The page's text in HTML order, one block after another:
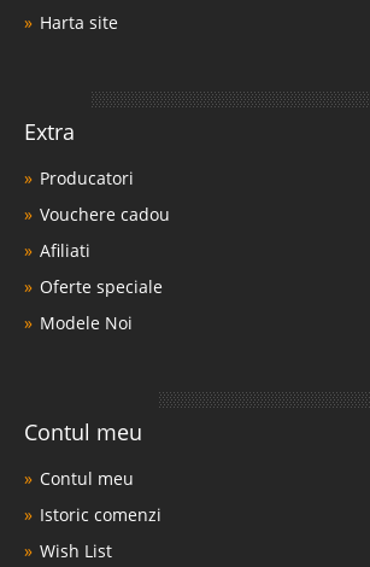
Harta site
Extra
Producatori
Vouchere cadou
Afiliati
Oferte speciale
Modele Noi
Contul meu
Contul meu
Istoric comenzi
Wish List